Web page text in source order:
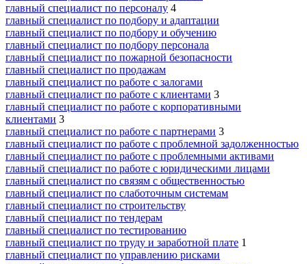
главный специалист по персоналу 4
главный специалист по подбору и адаптации
главный специалист по подбору и обучению
главный специалист по подбору персонала
главный специалист по пожарной безопасности
главный специалист по продажам
главный специалист по работе с залогами
главный специалист по работе с клиентами 3
главный специалист по работе с корпоративными
клиентами 3
главный специалист по работе с партнерами 3
главный специалист по работе с проблемной задолженностью
главный специалист по работе с проблемными активами
главный специалист по работе с юридическими лицами
главный специалист по связям с общественностью
главный специалист по слаботочным системам
главный специалист по строительству
главный специалист по тендерам
главный специалист по тестированию
главный специалист по труду и заработной плате 1
главный специалист по управлению рисками